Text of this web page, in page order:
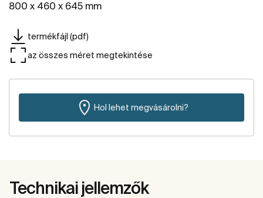
800 x 460 x 645 mm
termékfájl (pdf)
az összes méret megtekintése
Hol lehet megvásárolni?
Technikai jellemzők